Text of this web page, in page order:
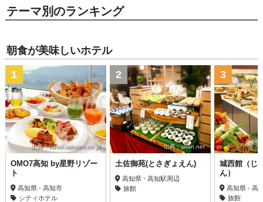
テーマ別のランキング
朝食が美味しいホテル
出典：travel.rakuten.co.jp
1
OMO7高知 by星野リゾー
ト
高知県 - 高知市
シティホテル
出典：jalan.net
2
土佐御苑(とさぎょえん)
高知県 - 高知駅周辺
旅館
3
城西館（じ
ん）
高知県 - 高
旅館